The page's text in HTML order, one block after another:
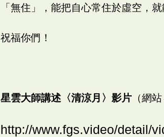
「無住」，能把自心常住於虛空，
祝福你們！
星雲大師講述〈清涼月〉影片 （網
http://www.fgs.video/detail/